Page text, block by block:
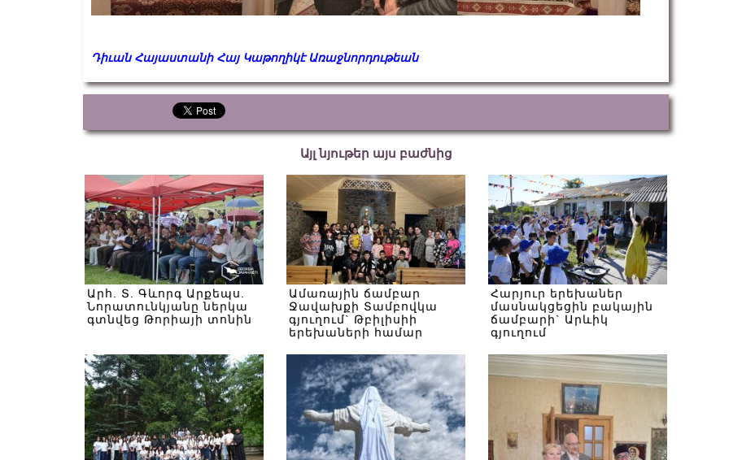
Դիւան Հայաստանի Հայ Կաթողիկէ Առաջնորդութեան
Այլ նյութեր այս բաժնից
Արհ. Տ. Գևորգ Արքեպս.
Նորատունկյանը ներկա
գտնվեց Թորիայի տոնին
Ամառային ճամբար
Ջավախքի Տամբովկա
գյուղում` Թբիլիսիի
երեխաների համար
Հարյուր երեխաներ
մասնակցեցին բակային
ճամբարի` Արևիկ
գյուղում